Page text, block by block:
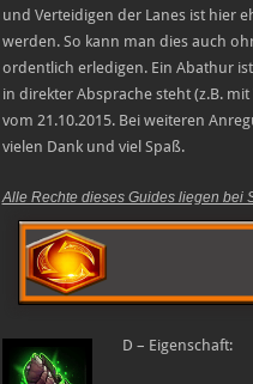
und Verteidigen der Lanes ist hier
werden. So kann man dies auch
ordentlich erledigen. Ein Abathur
in direkter Absprache steht (z.B.
vom 21.10.2015. Bei weiteren
vielen Dank und viel Spaß.
Alle Rechte dieses Guides liegen bei
D – Eigenschaft: